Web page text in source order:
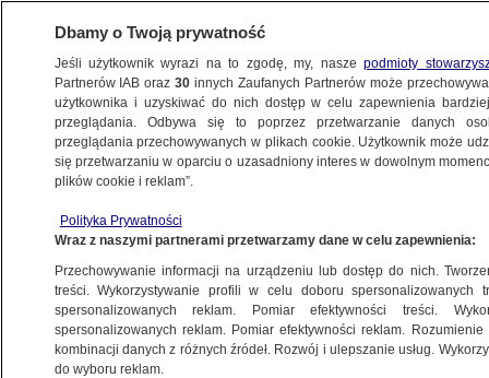
METEO
NAJNOWSZE
24.06.2011, 08:37
Udostępnij
Dbamy o Twoją prywatność
Jeśli użytkownik wyrazi na to zgodę, my, naszepodmioty
Partnerów IAB oraz30 innych Zaufanych Partnerów może
użytkownika i uzyskiwać do nich dostęp w celu zapewnienia
przeglądania. Odbywa się to poprzez przetwarzanie danych
przeglądania przechowywanych w plikach cookie. Użytkownik może
się przetwarzaniu w oparciu o uzasadniony interes w dowolnym
plików cookie i reklam”.
Polityka Prywatności
Wraz z naszymi partnerami przetwarzamy dane w celu zapewnienia:
Przechowywanie informacji na urządzeniu lub dostęp do nich.
treści. Wykorzystywanie profili w celu doboru spersonalizowanych
spersonalizowanych reklam. Pomiar efektywności treści.
spersonalizowanych reklam. Pomiar efektywności reklam.
kombinacji danych z różnych źródeł. Rozwój i ulepszanie usług.
do wyboru reklam.